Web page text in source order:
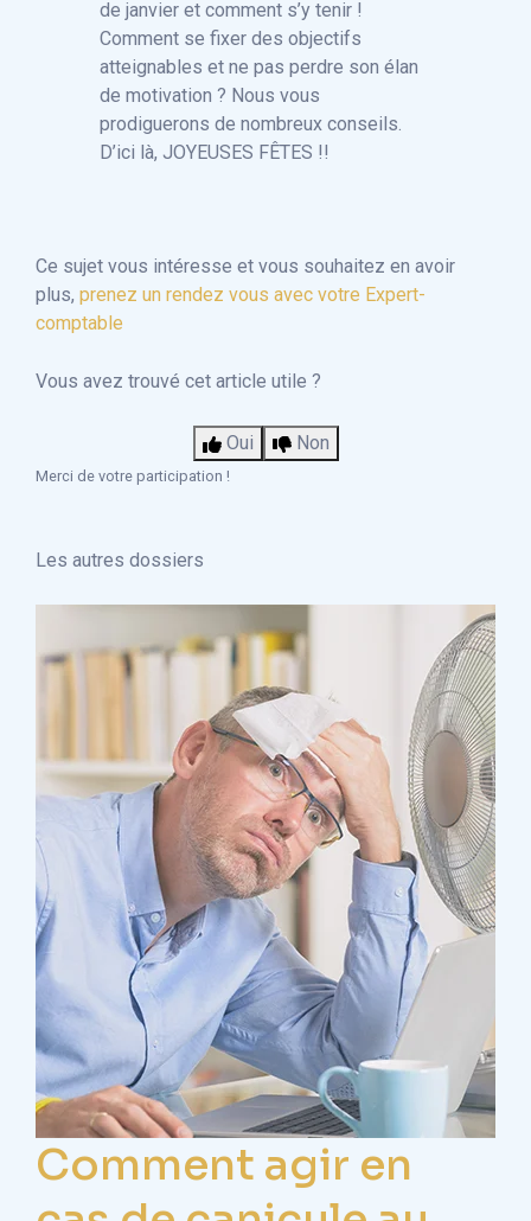
de janvier et comment s’y tenir !
Comment se fixer des objectifs
atteignables et ne pas perdre son élan
de motivation ? Nous vous
prodiguerons de nombreux conseils.
D’ici là, JOYEUSES FÊTES !!
Ce sujet vous intéresse et vous souhaitez en avoir
plus, prenez un rendez vous avec votre Expert-
comptable
Vous avez trouvé cet article utile ?
Oui Non
Merci de votre participation !
Les autres dossiers
Comment agir en